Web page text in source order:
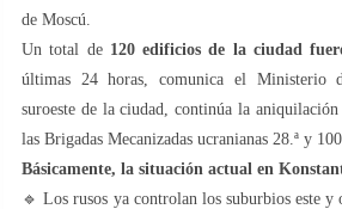
de Moscú.
Un total de 120 edificios de la ciudad
últimas 24 horas, comunica el Ministerio
suroeste de la ciudad, continúa la aniquilación
las Brigadas Mecanizadas ucranianas 28.ª y
Básicamente, la situación actual en
🔹 Los rusos ya controlan los suburbios este y